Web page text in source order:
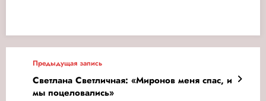
Предыдущая запись
Светлана Светличная: «Миронов меня спас, и
мы поцеловались»